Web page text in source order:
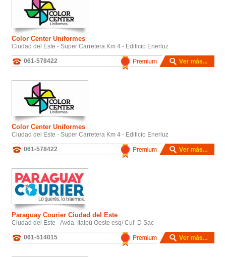
Color Center Uniformes
Ciudad del Este - Super Carretera Km 4 - Edificio Enerluz
061-578422
Color Center Uniformes
Ciudad del Este - Super Carretera Km 4 - Edificio Enerluz
061-578422
Paraguay Courier Ciudad del Este
Ciudad del Este - Avda. Itaipú Oeste esq/ Cul’ D Sac
061-514015